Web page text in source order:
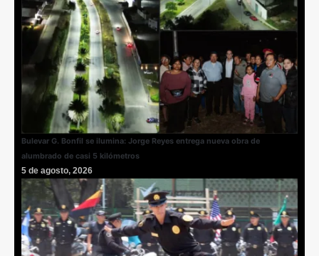
Bulevar G. Bonfil se ilumina: Jorge Reyes entrega nueva obra de
alumbrado de casi 5 kilómetros
5 de agosto, 2026